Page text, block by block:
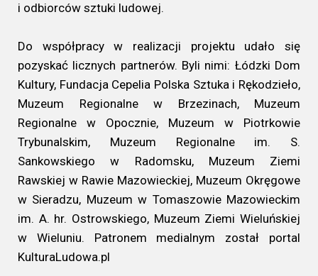
i odbiorców sztuki ludowej.
Do współpracy w realizacji projektu udało się
pozyskać licznych partnerów. Byli nimi: Łódzki Dom
Kultury, Fundacja Cepelia Polska Sztuka i Rękodzieło,
Muzeum Regionalne w Brzezinach, Muzeum
Regionalne w Opocznie, Muzeum w Piotrkowie
Trybunalskim, Muzeum Regionalne im. S.
Sankowskiego w Radomsku, Muzeum Ziemi
Rawskiej w Rawie Mazowieckiej, Muzeum Okręgowe
w Sieradzu, Muzeum w Tomaszowie Mazowieckim
im. A. hr. Ostrowskiego, Muzeum Ziemi Wieluńskiej
w Wieluniu. Patronem medialnym został portal
KulturaLudowa.pl